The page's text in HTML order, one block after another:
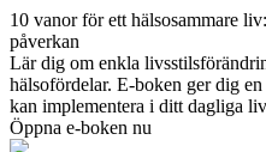
10 vanor för ett hälsosammare
påverkan
Lär dig om enkla
hälsofördelar. E-boken ger dig
kan implementera i ditt dagliga
Öppna e-boken nu